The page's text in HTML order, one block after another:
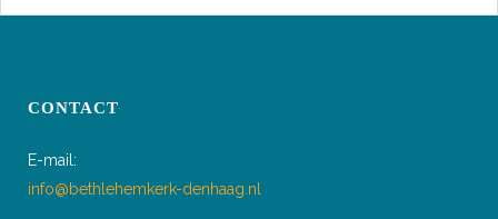
CONTACT
E-mail:
info@bethlehemkerk-denhaag.nl